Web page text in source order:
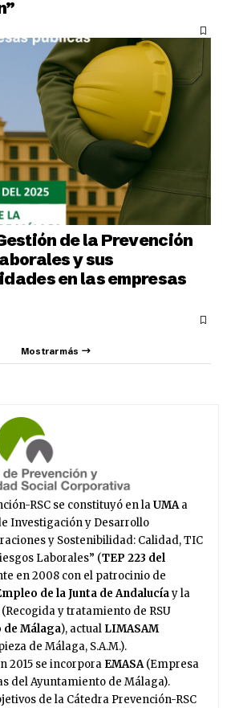
de la Prevención
y sus
en las empresas
Mostrar más
RSC se constituyó en laUMAa
Investigación y Desarrollo
y Sostenibilidad: Calidad, TIC
Laborales” (TEP 223 del
en 2008 con el patrocinio de
de la Junta de Andalucíay la
(Recogida y tratamiento de RSU
Málaga), actual LIMASAM
de Málaga, S.A.M.).
2015 se incorpora EMASA(Empresa
del Ayuntamiento de Málaga).
de la Cátedra Prevención-RSC